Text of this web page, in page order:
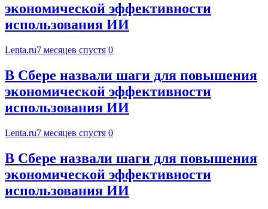
экономической эффективности
использования ИИ
Lenta.ru7 месяцев спустя 0
В Сбере назвали шаги для повышения
экономической эффективности
использования ИИ
Lenta.ru7 месяцев спустя 0
В Сбере назвали шаги для повышения
экономической эффективности
использования ИИ